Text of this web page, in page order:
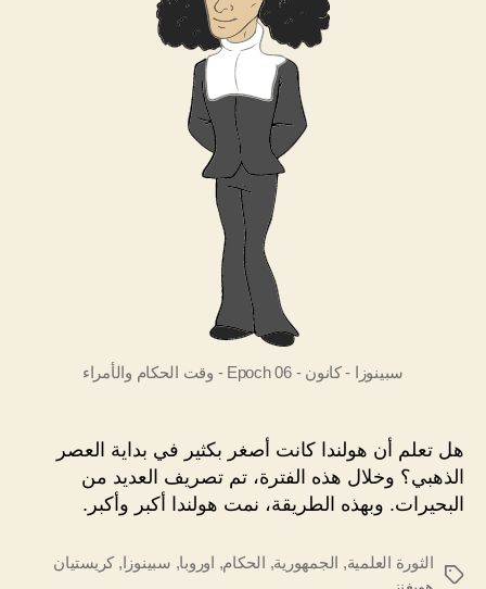
سبينوزا - كانون - Epoch 06 - وقت الحكام والأمراء
هل تعلم أن هولندا كانت أصغر بكثير في بداية العصر
الذهبي؟ وخلال هذه الفترة، تم تصريف العديد من
البحيرات. وبهذه الطريقة، نمت هولندا أكبر وأكبر.
الوسوم
الثورة العلمية, الجمهورية, الحكام, اوروبا, سبينوزا, كريستيان